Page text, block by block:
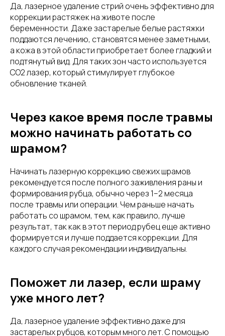
Да, лазерное удаление стрий очень эффективно для
коррекции растяжек на животе после
беременности. Даже застарелые белые растяжки
поддаются лечению, становятся менее заметными,
а кожа в этой области приобретает более гладкий и
подтянутый вид. Для таких зон часто используется
CO2 лазер, который стимулирует глубокое
обновление тканей.
Через какое время после травмы
можно начинать работать со
шрамом?
Начинать лазерную коррекцию свежих шрамов
рекомендуется после полного заживления раны и
формирования рубца, обычно через 1–2 месяца
после травмы или операции. Чем раньше начать
работать со шрамом, тем, как правило, лучше
результат, так как в этот период рубец еще активно
формируется и лучше поддается коррекции. Для
каждого случая рекомендации индивидуальны.
Поможет ли лазер, если шраму
уже много лет?
Да, лазерное удаление эффективно даже для
застарелых рубцов, которым много лет. С помощью